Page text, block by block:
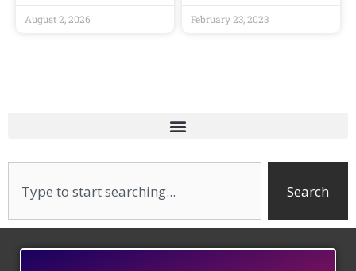
August 2, 2026 February 23, 2023
Search